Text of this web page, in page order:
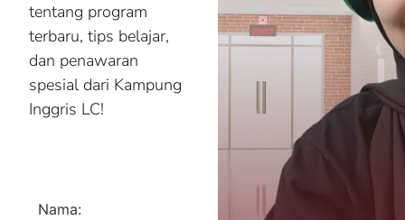
tentang program
terbaru, tips belajar,
dan penawaran
spesial dari Kampung
Inggris LC!
Nama: